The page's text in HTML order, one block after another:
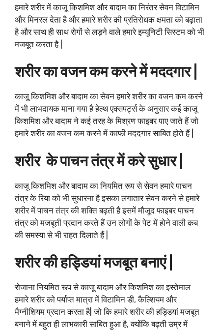
हमारे शरीर में काजू किशमिश और बादाम का निरंतर सेवन विटामिन
और मिनरल देता है और हमारे शरीर की प्रतिरोधक क्षमता को बढ़ाता
है और साथ ही साथ रोगों से लड़ने वाले हमारे इम्यूनिटी सिस्टम को भी
मजबूत करता है |
शरीर का वजन कम करने में मददगार |
काजू किशमिश और बादाम का सेवन हमारे शरीर का वजन कम करने
में भी लाभदायक माना गया है हेल्थ एक्सपर्ट्स के अनुसार कई काजू
किशमिश और बादाम ने कई तरह के मिश्रण फाइबर पाए जाते हैं जो
हमारे शरीर का वजन कम करने में काफी मददगार साबित होते हैं |
शरीर के पाचन तंत्र में करे सुधार |
काजू किशमिश और बादाम का नियमित रूप से सेवन हमारे पाचन
तंत्र के रिया को भी सुधारना है इसका लगातार सेवन करने से हमारे
शरीर में पाचन तंत्र की शक्ति बढ़ती है इसमें मौजूद फाइबर पाचन
तंत्र को मजबूती प्रदान करते हैं उन लोगों के पेट में होने वाली कब
की समस्या से भी राहत दिलाते हैं |
शरीर की हड्डियां मजबूत बनाएं |
रोजाना नियमित रूप से काजू बादाम और किशमिश का इस्तेमाल
हमारे शरीर को पर्याप्त मात्रा में विटामिन डी, कैल्शियम और
मैग्नीशियम प्रदान करता है| जो कि हमारे शरीर की हड्डियां मजबूत
बनाने में बहुत ही लाभकारी साबित हुआ है, क्योंकि बढ़ती उम्र में